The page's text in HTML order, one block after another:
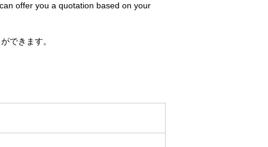
offer you a quotation based on your
できます。